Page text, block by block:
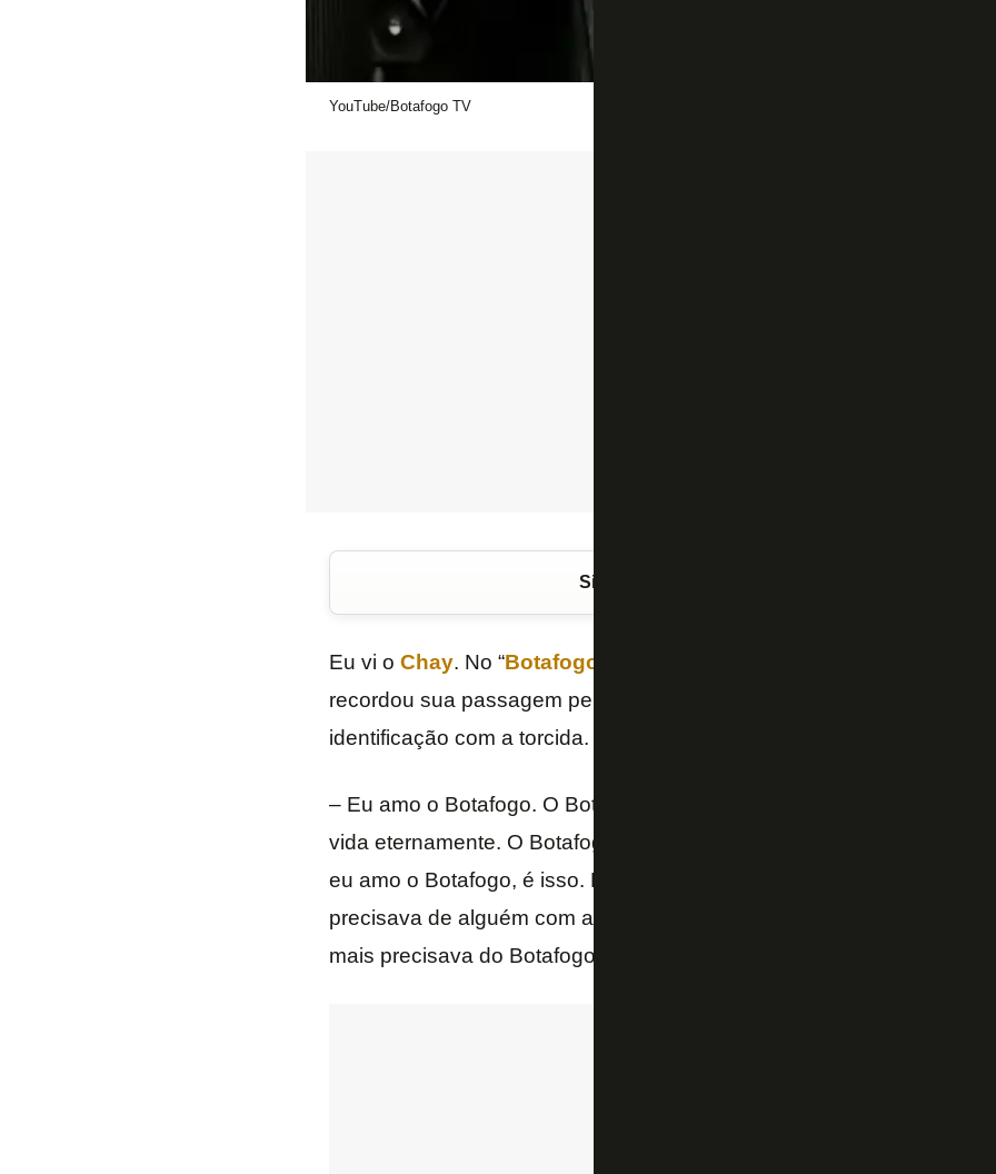
YouTube/Botafogo TV
Siga o FogãoNET
Eu vi o Chay. No “Botafogo
recordou sua passagem pelo Glorioso e se declarou ao clube. Ele
identificação com a torcida.
– Eu amo o Botafogo. O Botafogo faz parte da minha vida. Vai fazer
vida eternamente. O Botafogo mudou a minha vida, mudou a vida da
eu amo o Botafogo, é isso. Eu costumo falar que era o momento que
precisava de alguém com aquela fome, com aquela gana. E era o
mais precisava do Botafogo na minha vida. Então, acho que foi muito